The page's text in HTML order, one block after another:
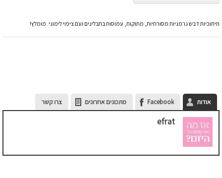
חיתוכיות דבש גרמניות מסורתיות, מתוקות, עמוסות בתבלינים ועם ציפוי לימוני. מומלץ!
אודות Facebook מתכונים אחרונים צרו קשר
efrat